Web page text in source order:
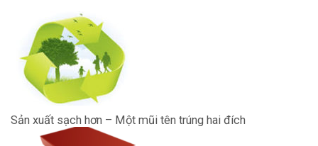
Sản xuất sạch hơn – Một mũi tên trúng hai đích